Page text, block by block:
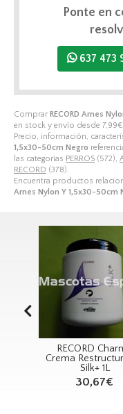
Comprar RECORD Arnes
en stock y envío desde 7,99€
Precio, información,
1,5x30-50cm Negro
las categorías PERROS (572),
RECORD (378).
Encuentra productos
Arnes Nylon Y 1,5x30-50cm
Ponte en
637 473
RECORD
Crema
Silk+ 1L
30,67€